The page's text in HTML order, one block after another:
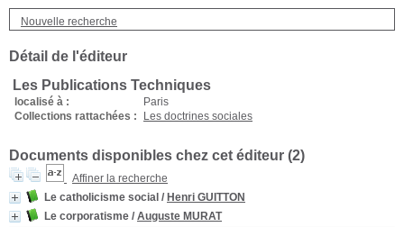
Nouvelle recherche
Détail de l'éditeur
Les Publications Techniques
localisé à :
Paris
Collections rattachées :
Les doctrines sociales
Documents disponibles chez cet éditeur (2)
Affiner la recherche
Le catholicisme social / Henri GUITTON
Le corporatisme / Auguste MURAT